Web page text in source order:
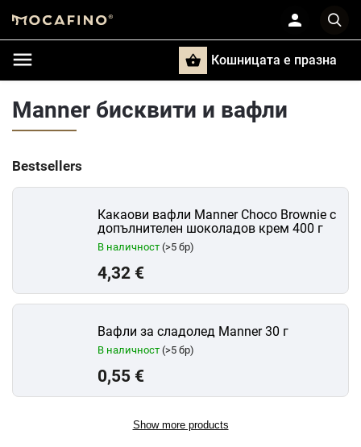
Кошницата e празна
Manner бисквити и вафли
Bestsellers
Какаови вафли Manner Choco Brownie с
допълнителен шоколадов крем 400 г
В наличност (>5 бр)
4,32 €
Вафли за сладолед Manner 30 г
В наличност (>5 бр)
0,55 €
Show more products